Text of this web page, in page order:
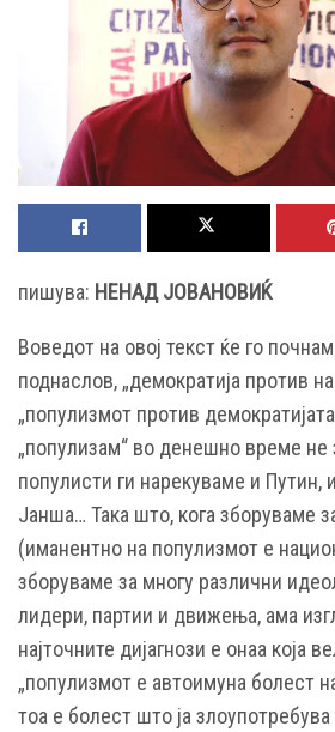
пишува: НЕНАД ЈОВАНОВИЌ
Воведот на овој текст ќе го
поднаслов, „демократија против
„популизмот против
„популизам“ во денешно време не
популисти ги нарекуваме и Путин,
Јанша… Така што, кога зборуваме
(иманентно на популизмот е
зборуваме за многу различни
лидери, партии и движења, ама
најточните дијагнози е онаа која
„популизмот е автоимуна болест
тоа е болест што ја злоупотребува